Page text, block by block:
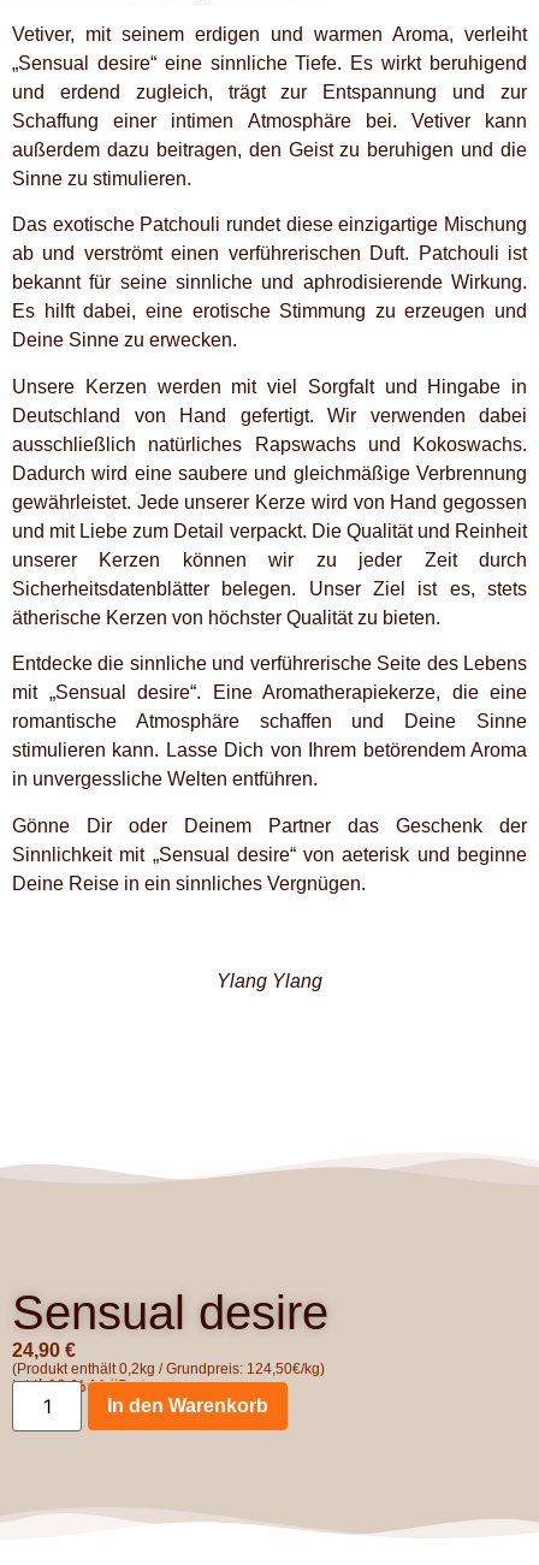
Vetiver, mit seinem erdigen und warmen Aroma, verleiht
„Sensual desire“ eine sinnliche Tiefe. Es wirkt beruhigend
und erdend zugleich, trägt zur Entspannung und zur
Schaffung einer intimen Atmosphäre bei. Vetiver kann
außerdem dazu beitragen, den Geist zu beruhigen und die
Sinne zu stimulieren.
Das exotische Patchouli rundet diese einzigartige Mischung
ab und verströmt einen verführerischen Duft. Patchouli ist
bekannt für seine sinnliche und aphrodisierende Wirkung.
Es hilft dabei, eine erotische Stimmung zu erzeugen und
Deine Sinne zu erwecken.
Unsere Kerzen werden mit viel Sorgfalt und Hingabe in
Deutschland von Hand gefertigt. Wir verwenden dabei
ausschließlich natürliches Rapswachs und Kokoswachs.
Dadurch wird eine saubere und gleichmäßige Verbrennung
gewährleistet. Jede unserer Kerze wird von Hand gegossen
und mit Liebe zum Detail verpackt. Die Qualität und Reinheit
unserer Kerzen können wir zu jeder Zeit durch
Sicherheitsdatenblätter belegen. Unser Ziel ist es, stets
ätherische Kerzen von höchster Qualität zu bieten.
Entdecke die sinnliche und verführerische Seite des Lebens
mit „Sensual desire“. Eine Aromatherapiekerze, die eine
romantische Atmosphäre schaffen und Deine Sinne
stimulieren kann. Lasse Dich von Ihrem betörendem Aroma
in unvergessliche Welten entführen.
Gönne Dir oder Deinem Partner das Geschenk der
Sinnlichkeit mit „Sensual desire“ von aeterisk und beginne
Deine Reise in ein sinnliches Vergnügen.
Ylang Ylang
Sensual desire
24,90 €
(Produkt enthält 0,2kg / Grundpreis: 124,50€/kg)
inkl. 19 % MwSt.
zzgl.Versandkosten
In den Warenkorb